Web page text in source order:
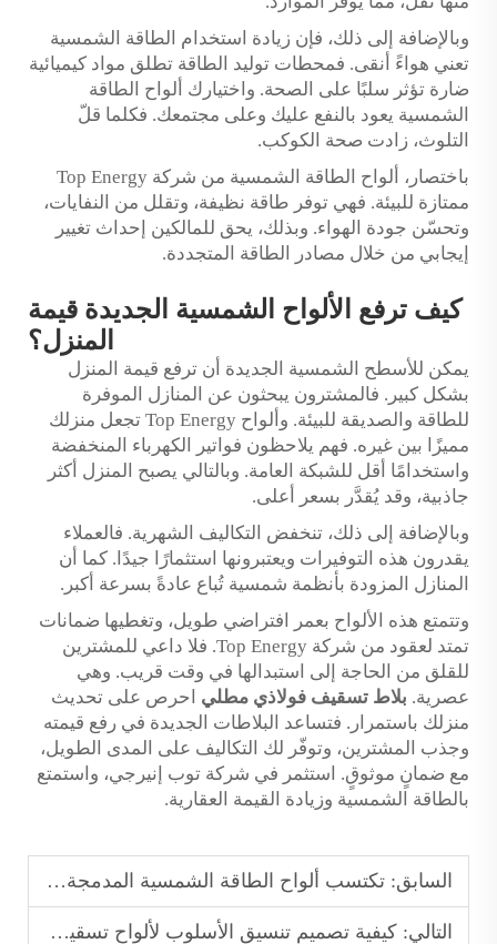
وبالإضافة إلى ذلك، فإن زيادة استخدام الطاقة الشمسية
تعني هواءً أنقى. فمحطات توليد الطاقة تطلق مواد كيميائية
ضارة تؤثر سلبًا على الصحة. واختيارك ألواح الطاقة
الشمسية يعود بالنفع عليك وعلى مجتمعك. فكلما قلّ
التلوث، زادت صحة الكوكب.
باختصار، ألواح الطاقة الشمسية من شركة Top Energy
ممتازة للبيئة. فهي توفر طاقة نظيفة، وتقلل من النفايات،
وتحسّن جودة الهواء. وبذلك، يحق للمالكين إحداث تغيير
إيجابي من خلال مصادر الطاقة المتجددة.
كيف ترفع الألواح الشمسية الجديدة قيمة
المنزل؟
يمكن للأسطح الشمسية الجديدة أن ترفع قيمة المنزل
بشكل كبير. فالمشترون يبحثون عن المنازل الموفرة
للطاقة والصديقة للبيئة. وألواح Top Energy تجعل منزلك
مميزًا بين غيره. فهم يلاحظون فواتير الكهرباء المنخفضة
واستخدامًا أقل للشبكة العامة. وبالتالي يصبح المنزل أكثر
جاذبية، وقد يُقدَّر بسعر أعلى.
وبالإضافة إلى ذلك، تنخفض التكاليف الشهرية. فالعملاء
يقدرون هذه التوفيرات ويعتبرونها استثمارًا جيدًا. كما أن
المنازل المزودة بأنظمة شمسية تُباع عادةً بسرعة أكبر.
وتتمتع هذه الألواح بعمر افتراضي طويل، وتغطيها ضمانات
تمتد لعقود من شركة Top Energy. فلا داعي للمشترين
للقلق من الحاجة إلى استبدالها في وقت قريب. وهي
عصرية. بلاط تسقيف فولاذي مطلي احرص على تحديث
منزلك باستمرار. فتساعد البلاطات الجديدة في رفع قيمته
وجذب المشترين، وتوفّر لك التكاليف على المدى الطويل،
مع ضمانٍ موثوقٍ. استثمر في شركة توب إنيرجي، واستمتع
بالطاقة الشمسية وزيادة القيمة العقارية.
السابق: تكتسب ألواح الطاقة الشمسية المدمجة في السقف حصةً متزايدةً في السوق مع سعي مالكي المنازل إلى حلول بديلة للطاقة
التالي: كيفية تصميم تنسيق الأسلوب لألواح تسقيف شمسية على شكل قوباء؟